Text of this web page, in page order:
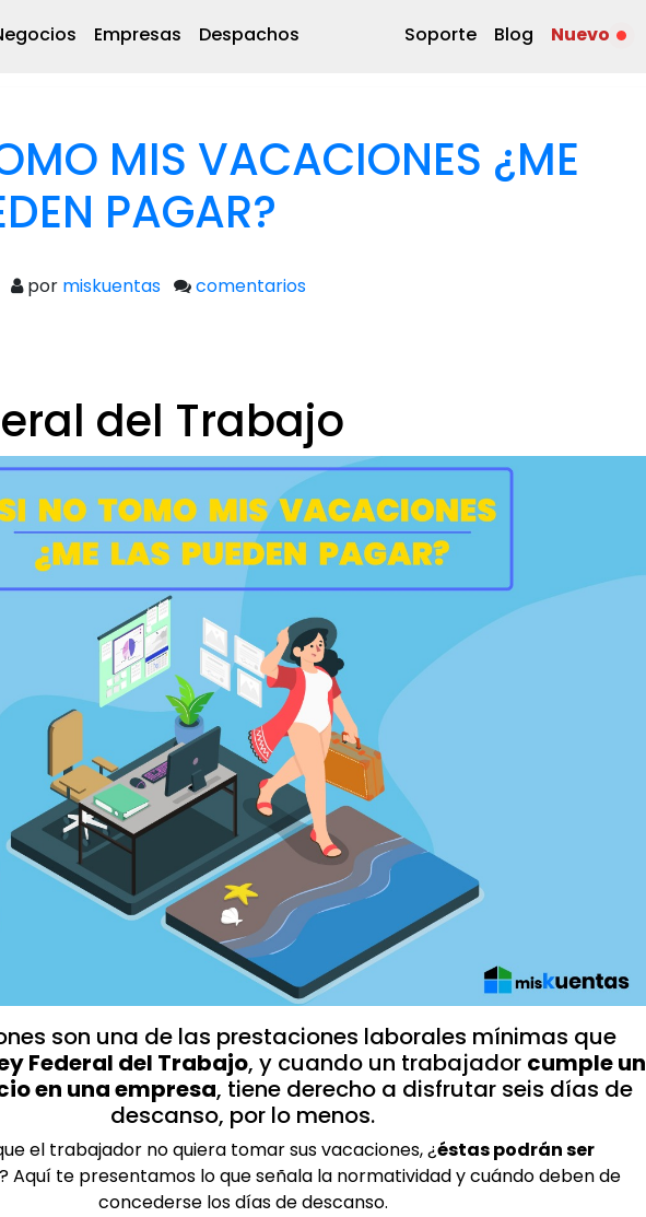
Empresas Despachos Soporte Blog Nuevo
MIS VACACIONES ¿ME
PAGAR?
por miskuentas comentarios
del Trabajo
son una de las prestaciones laborales mínimas que
Federal del Trabajo, y cuando un trabajador cumple un
en una empresa, tiene derecho a disfrutar seis días de
descanso, por lo menos.
el trabajador no quiera tomar sus vacaciones, ¿éstas podrán ser
? Aquí te presentamos lo que señala la normatividad y cuándo deben de
concederse los días de descanso.